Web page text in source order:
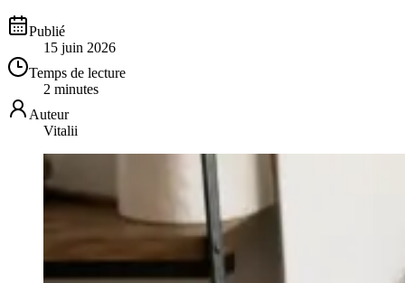
Publié
15 juin 2026
Temps de lecture
2 minutes
Auteur
Vitalii